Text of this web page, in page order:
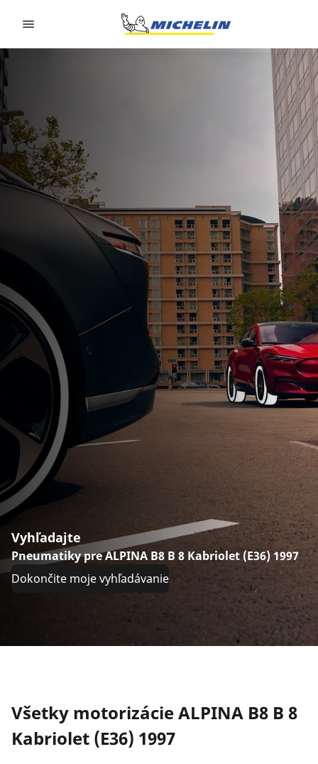
Vyhľadajte
Pneumatiky pre ALPINA B8 B 8 Kabriolet (E36) 1997
Dokončite moje vyhľadávanie
Všetky motorizácie ALPINA B8 B 8
Kabriolet (E36) 1997